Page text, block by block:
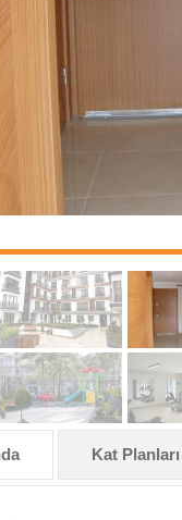
Kat Planları